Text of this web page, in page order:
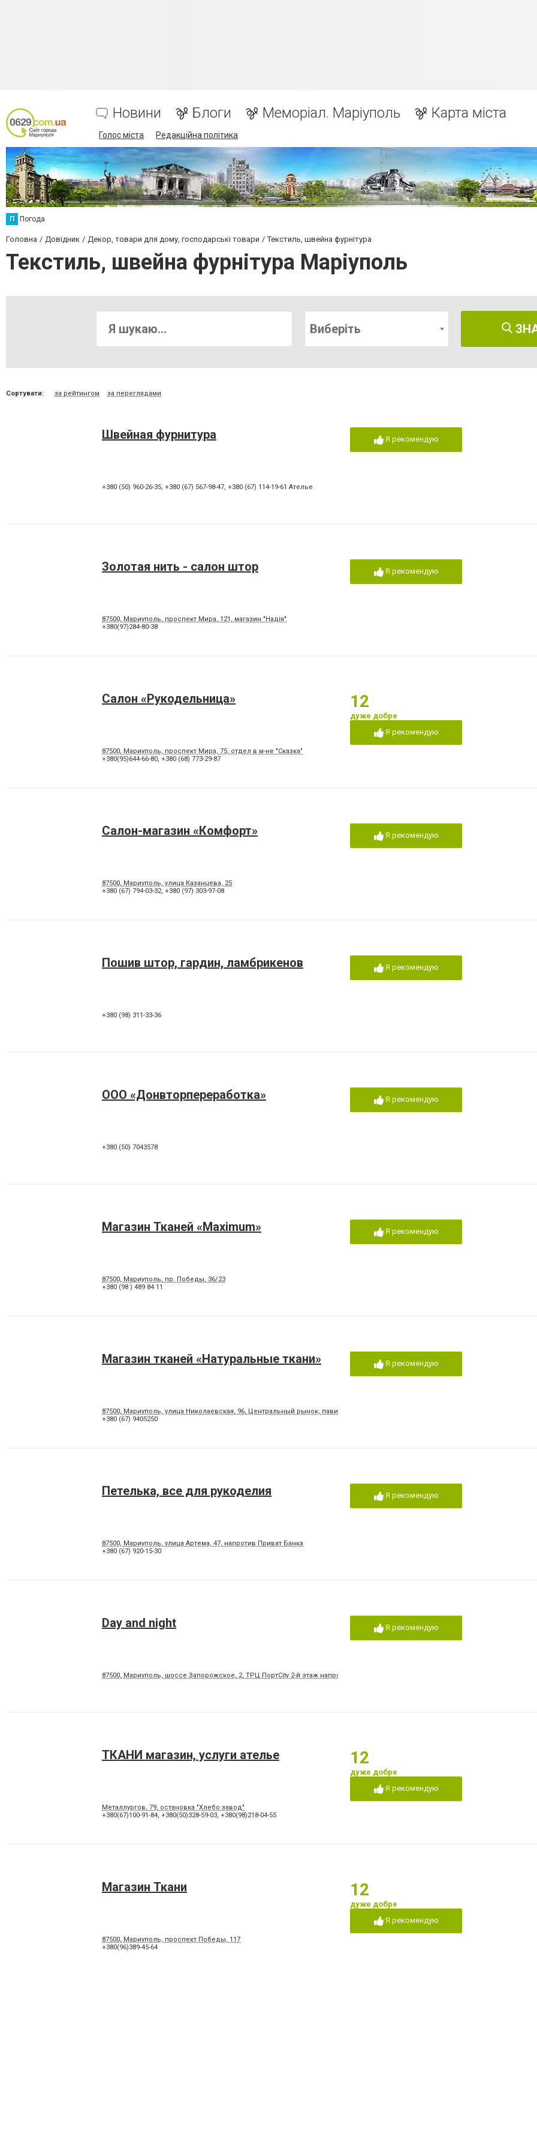
Новини Блоги Меморіал. Маріуполь Карта міста
Голос міста Редакційна політика
П Погода
Головна Довідник Декор, товари для дому, господарські товари Текстиль, швейна фурнітура
Текстиль, швейна фурнітура Маріуполь
Виберіть
Сортувати: за рейтингом за переглядами
Швейная фурнитура
+380 (50) 960-26-35, +380 (67) 567-98-47, +380 (67) 114-19-61 Ателье
Я рекомендую
Золотая нить - салон штор
87500, Мариуполь, проспект Мира, 121, магазин "Надія"
+380(97)284-80-38
Я рекомендую
Салон «Рукодельница»
87500, Мариуполь, проспект Мира, 75, отдел в м-не "Сказка"
+380(95)644-66-80, +380 (68) 773-29-87
12
дуже добре
Я рекомендую
Салон-магазин «Комфорт»
87500, Мариуполь, улица Казанцева, 25
+380 (67) 794-03-32, +380 (97) 303-97-08
Я рекомендую
Пошив штор, гардин, ламбрикенов
+380 (98) 311-33-36
Я рекомендую
ООО «Донвторпереработка»
+380 (50) 7043578
Я рекомендую
Магазин Тканей «Maximum»
87500, Мариуполь, пр. Победы, 36/23
+380 (98 ) 489 84 11
Я рекомендую
Магазин тканей «Натуральные ткани»
87500, Мариуполь, улица Николаевская, 96, Центральный рынок, павильон "Ажур", 2 этаж, магазин №38, вдоль трамвайных
+380 (67) 9405250
Я рекомендую
Петелька, все для рукоделия
87500, Мариуполь, улица Артема, 47, напротив Приват Банка
+380 (67) 920-15-30
Я рекомендую
Day and night
87500, Мариуполь, шоссе Запорожское, 2, ТРЦ ПортCity 2-й этаж напротив магазина "Натали"
Я рекомендую
ТКАНИ магазин, услуги ателье
Металлургов, 79, остановка "Хлебо завод"
+380(67)100-91-84, +380(50)328-59-03, +380(98)218-04-55
12
дуже добре
Я рекомендую
Магазин Ткани
87500, Мариуполь, проспект Победы, 117
+380(96)389-45-64
12
дуже добре
Я рекомендую